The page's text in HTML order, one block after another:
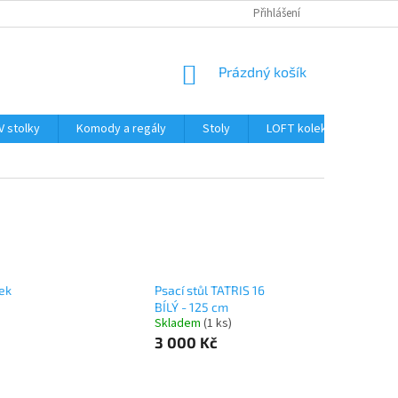
OBCHODNÍ PODMÍNKY PODMÍNKY
Přihlášení
NÁKUPNÍ
Prázdný košík
stolky Komody a regály Stoly LOFT kolekce
Psací stůl TATRIS 16
BÍLÝ - 125 cm
Skladem (1 ks)
3 000 Kč